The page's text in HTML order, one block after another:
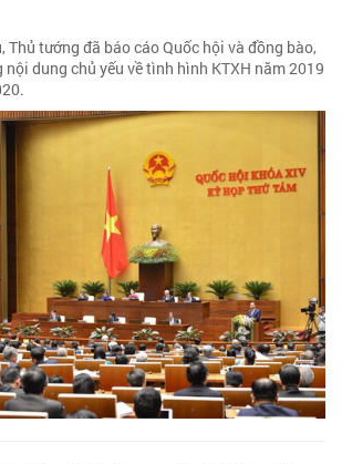
Thủ tướng đã báo cáo Quốc hội và đồng bào,
dung chủ yếu về tình hình KTXH năm 2019